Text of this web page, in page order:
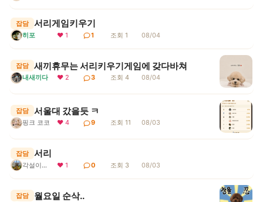
잡담 서리게임키우기
히포 ❤ 1 1 조회 1 08/04
잡담 새끼휴무는 서리키우기게임에 갖다바쳐
내새끼다 ❤ 2 3 조회 4 08/04
잡담 서울대 갔을듯 ㅋ
핑크 코코 ❤ 4 9 조회 11 08/03
잡담 서리
각설이지요 ❤ 1 0 조회 3 08/03
잡담 월요일 순삭..